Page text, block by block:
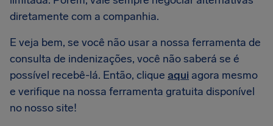
diretamente com a companhia.
E veja bem, se você não usar a nossa ferramenta de
consulta de indenizações, você não saberá se é
possível recebê-lá. Então, clique aqui agora mesmo
e verifique na nossa ferramenta gratuita disponível
no nosso site!